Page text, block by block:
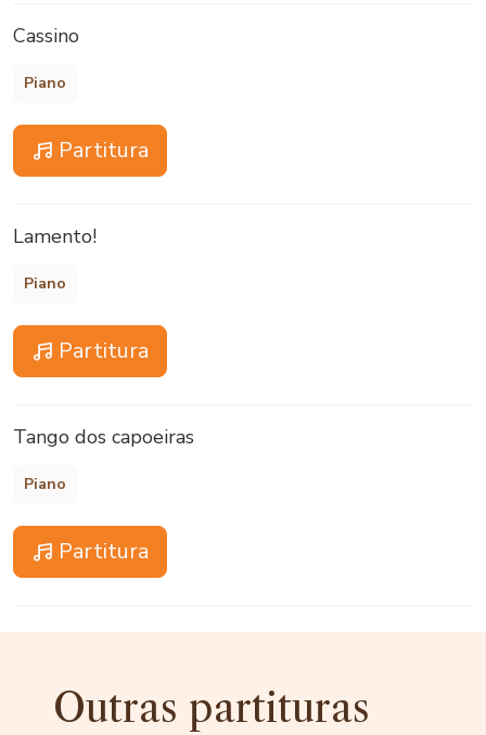
Cassino
Piano
Partitura
Lamento!
Piano
Partitura
Tango dos capoeiras
Piano
Partitura
Outras partituras